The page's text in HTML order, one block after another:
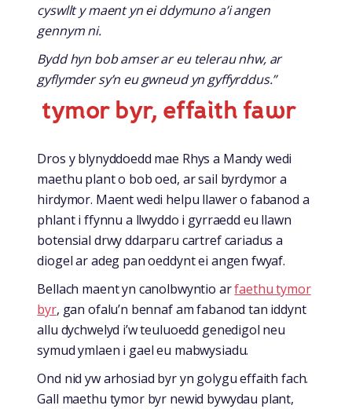
cyswllt y maent yn ei ddymuno a’i angen
gennym ni.
Bydd hyn bob amser ar eu telerau nhw, ar
gyflymder sy’n eu gwneud yn gyffyrddus.”
tymor byr, effaith fawr
Dros y blynyddoedd mae Rhys a Mandy wedi
maethu plant o bob oed, ar sail byrdymor a
hirdymor. Maent wedi helpu llawer o fabanod a
phlant i ffynnu a llwyddo i gyrraedd eu llawn
botensial drwy ddarparu cartref cariadus a
diogel ar adeg pan oeddynt ei angen fwyaf.
Bellach maent yn canolbwyntio arfaethu tymor
byr, gan ofalu’n bennaf am fabanod tan iddynt
allu dychwelyd i’w teuluoedd genedigol neu
symud ymlaen i gael eu mabwysiadu.
Ond nid yw arhosiad byr yn golygu effaith fach.
Gall maethu tymor byr newid bywydau plant,